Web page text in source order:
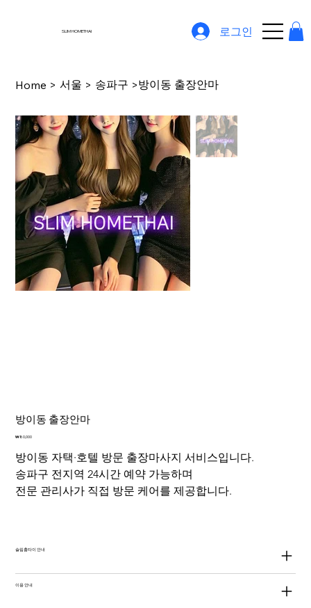
SLIM HOMETHAI 로그인
Home > 서울 > 송파구 >방이동 출장안마
방이동 출장안마
가
₩80,000
방이동 자택·호텔 방문 출장마사지 서비스입니다.
송파구 전지역 24시간 예약 가능하며
전문 관리사가 직접 방문 케어를 제공합니다.
슬림홈타이 안내
이용 안내